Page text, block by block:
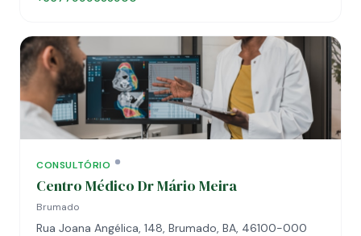
CONSULTÓRIO
Centro Médico Dr Mário Meira
Brumado
Rua Joana Angélica, 148, Brumado, BA, 46100-000